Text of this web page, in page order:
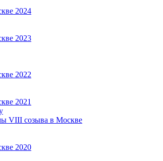
2024
2023
2022
2021
VIII созыва в Москве
2020